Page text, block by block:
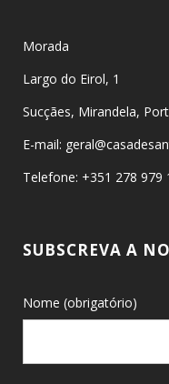
Morada
Largo do Eirol, 1
Sucçães, Mirandela,
E-mail:
Telefone: +351 278 979
SUBSCREVA A
Nome (obrigatório)